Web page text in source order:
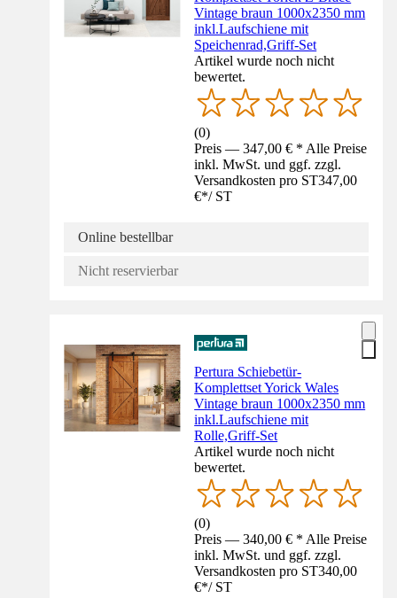
Vintage braun 1000x2350 mm
inkl.Laufschiene mit
Speichenrad,Griff-Set
Artikel wurde noch nicht
bewertet.
(0)
Preis — 347,00 € * Alle Preise
inkl. MwSt. und ggf. zzgl.
Versandkosten pro ST347,00
€*/ ST
Online bestellbar
Nicht reservierbar
Pertura Schiebetür-
Komplettset Yorick Wales
Vintage braun 1000x2350 mm
inkl.Laufschiene mit
Rolle,Griff-Set
Artikel wurde noch nicht
bewertet.
(0)
Preis — 340,00 € * Alle Preise
inkl. MwSt. und ggf. zzgl.
Versandkosten pro ST340,00
€*/ ST